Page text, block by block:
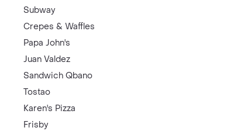
Subway
Crepes & Waffles
Papa John's
Juan Valdez
Sandwich Qbano
Tostao
Karen's Pizza
Frisby